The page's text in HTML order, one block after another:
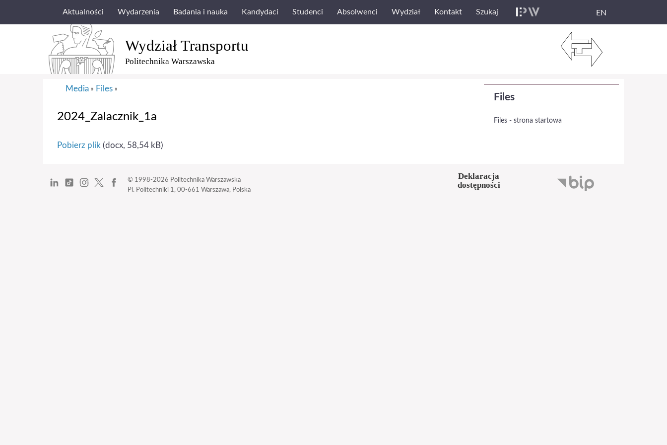
Aktualności Wydarzenia Badania i nauka Kandydaci Studenci Absolwenci Wydział Kontakt Szukaj EN
Wydział Transportu
Politechnika Warszawska
Files
Files - strona startowa
Media » Files »
2024_Zalacznik_1a
Pobierz plik (docx, 58,54 kB)
© 1998-2026 Politechnika Warszawska
Pl. Politechniki 1, 00-661 Warszawa, Polska
Deklaracja
dostępności